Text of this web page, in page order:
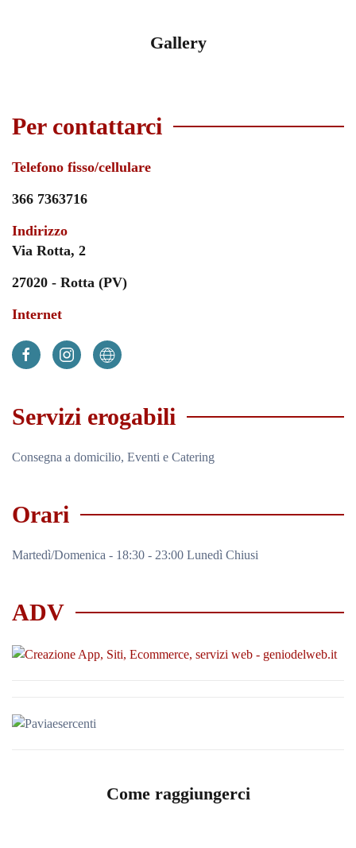
Gallery
Per contattarci
Telefono fisso/cellulare
366 7363716
Indirizzo
Via Rotta, 2
27020 - Rotta (PV)
Internet
Servizi erogabili
Consegna a domicilio, Eventi e Catering
Orari
Martedì/Domenica - 18:30 - 23:00 Lunedì Chiusi
ADV
Come raggiungerci